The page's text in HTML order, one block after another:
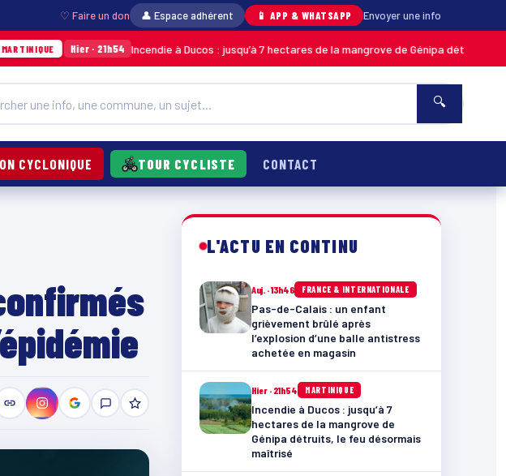
♡ Faire un don 👤 Espace adhérent 📱 APP & WHATSAPP Envoyer une info
Hier · 21h54 Incendie à Ducos : jusqu’à 7 hectares de la mangrove de Génipa détruits, le feu
🔍
CYCLONIQUE TOUR CYCLISTE CONTACT
L'ACTU EN CONTINU
Auj. · 13h46 FRANCE & INTERNATIONALE
Pas-de-Calais : un enfant
grièvement brûlé après
l’explosion d’une balle antistress
achetée en magasin
Hier · 21h54 MARTINIQUE
Incendie à Ducos : jusqu’à 7
hectares de la mangrove de
Génipa détruits, le feu désormais
maîtrisé